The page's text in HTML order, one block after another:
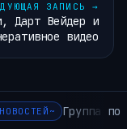
ЗАПИСЬ →
Дарт Вейдер и
видео
Группа по